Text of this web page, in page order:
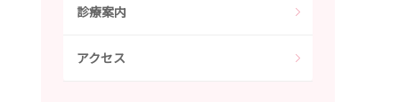
診療案内
アクセス